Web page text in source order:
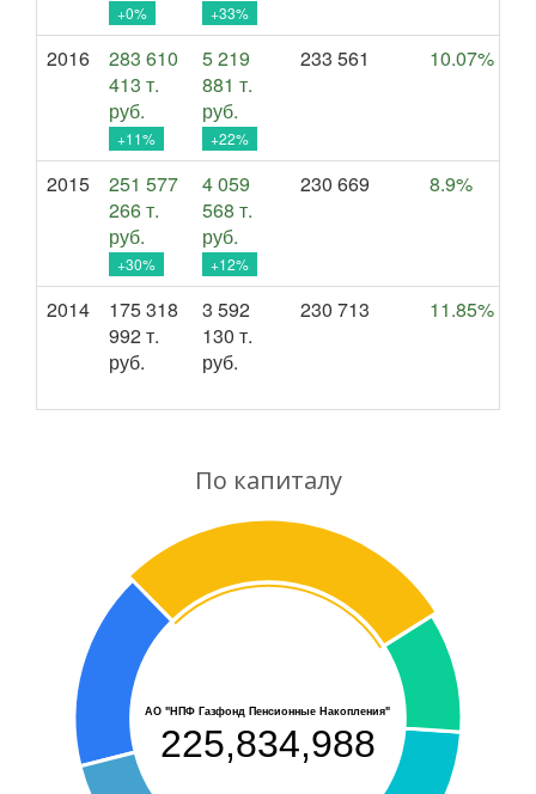
+0% +33%
2016
283 610
413 т.
руб.
+11%
5 219
881 т.
руб.
+22%
233 561 10.07%
2015
251 577
266 т.
руб.
+30%
4 059
568 т.
руб.
+12%
230 669 8.9%
2014
175 318
992 т.
руб.
3 592
130 т.
руб.
230 713 11.85%
По капиталу
АО "НПФ Газфонд Пенсионные Накопления"
225,834,988